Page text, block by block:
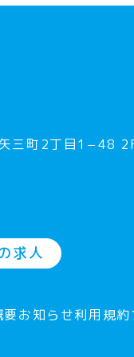
三町2丁目1−48
求人
お知らせ利用規約